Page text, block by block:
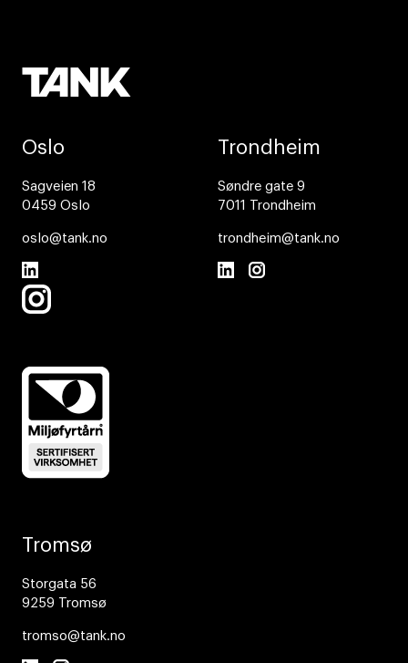
Oslo
Sagveien 18
0459 Oslo
oslo@tank.no
Trondheim
Søndre gate 9
7011 Trondheim
trondheim@tank.no
Tromsø
Storgata 56
9259 Tromsø
tromso@tank.no